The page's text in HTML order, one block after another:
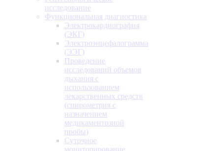
исследование
Функциональная диагностика
Электрокардиография
(ЭКГ)
Электроэнцефалограмма
(ЭЭГ)
Проведение
исследований объемов
дыхания с
использованием
лекарственных средств
(спирометрия с
назначением
медикаментозной
пробы)
Суточное
мониторирование